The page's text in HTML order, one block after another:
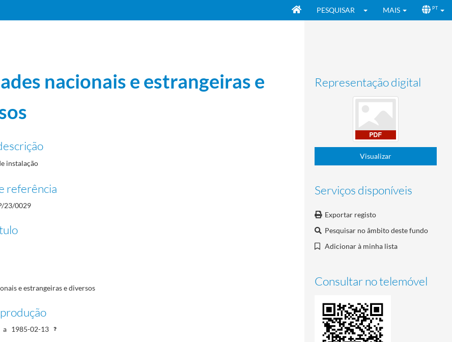
PESQUISAR MAIS PT
01
Internacionais
01
Representação digital
Visualizar
Serviços disponíveis
Exportar registo
Pesquisar no âmbito deste fundo
Adicionar à minha lista
Consultar no telemóvel
nacionais e estrangeiras e
instalação
referência
23/0029
e estrangeiras e diversos
a 1985-02-13